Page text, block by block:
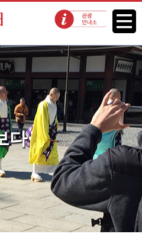
관광 안내소 메뉴
다